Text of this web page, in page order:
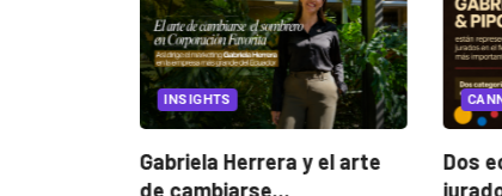
INSIGHTS
Gabriela Herrera y el arte
de cambiarse...
Dos